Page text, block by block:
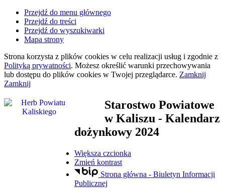
Przejdź do menu głównego
Przejdź do treści
Przejdź do wyszukiwarki
Mapa strony
Strona korzysta z plików cookies w celu realizacji usług i zgodnie z
Polityką prywatności. Możesz określić warunki przechowywania
lub dostępu do plików cookies w Twojej przeglądarce. Zamknij
Zamknij
Starostwo Powiatowe
w Kaliszu - Kalendarz
dożynkowy 2024
Większa czcionka
Zmień kontrast
Strona główna - Biuletyn Informacji
Publicznej